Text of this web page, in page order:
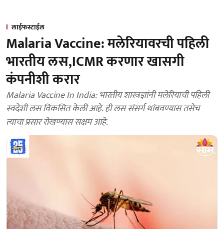
लाईफस्टाईल
Malaria Vaccine: मलेरियावरची पहिली
भारतीय लस,ICMR करणार खासगी
कंपनीशी करार
Malaria Vaccine In India: भारतीय शास्त्रज्ञांनी मलेरियाची पहिली
स्वदेशी लस विकसित केली आहे. ही लस संसर्ग थांबवण्यास तसेच
त्याचा प्रसार रोखण्यास सक्षम आहे.